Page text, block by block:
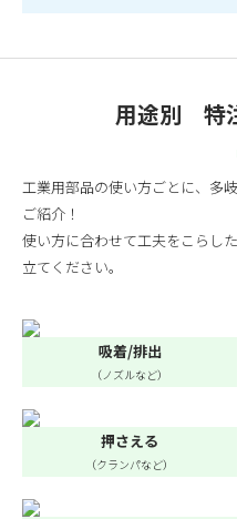
用途別 特
工業用部品の使い方ごとに、多
ご紹介！
使い方に合わせて工夫をこらし
立てください。
吸着/排出
（ノズルなど）
押さえる
（クランパなど）